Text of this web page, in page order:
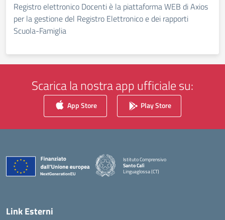
Registro elettronico Docenti è la piattaforma WEB di Axios
per la gestione del Registro Elettronico e dei rapporti
Scuola-Famiglia
Scarica la nostra app ufficiale su:
App Store Play Store
Istituto Comprensivo
Santo Calì
Linguaglossa (CT)
— Visita la pagina iniziale della scuola
Link Esterni